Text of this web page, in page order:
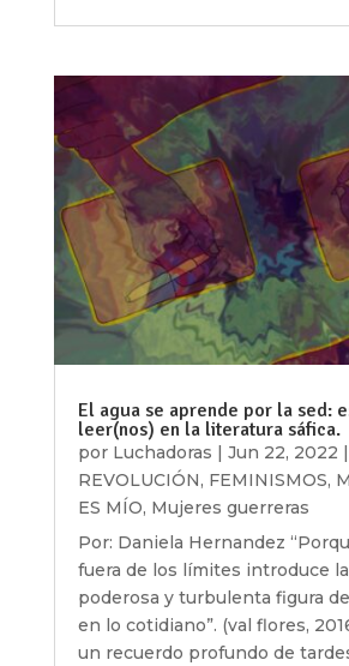
El agua se aprende por la sed:
leer(nos) en la literatura sáfica.
por Luchadoras | Jun 22, 2022 |
REVOLUCIÓN, FEMINISMOS,
ES MÍO, Mujeres guerreras
Por: Daniela Hernandez
fuera de los límites introduce
poderosa y turbulenta figura
en lo cotidiano”. (val flores,
un recuerdo profundo de